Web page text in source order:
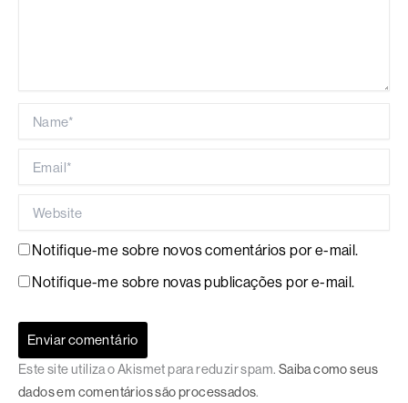
Notifique-me sobre novos comentários por e-mail.
Notifique-me sobre novas publicações por e-mail.
Este site utiliza o Akismet para reduzir spam. Saiba como seus
dados em comentários são processados.